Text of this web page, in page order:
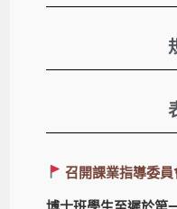
召開課業指導委員